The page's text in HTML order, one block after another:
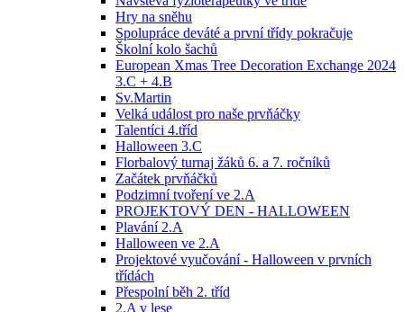
Hry na sněhu
Spolupráce deváté a první třídy pokračuje
Školní kolo šachů
European Xmas Tree Decoration Exchange 2024
3.C + 4.B
Sv.Martin
Velká událost pro naše prvňáčky
Talentíci 4.tříd
Halloween 3.C
Florbalový turnaj žáků 6. a 7. ročníků
Začátek prvňáčků
Podzimní tvoření ve 2.A
PROJEKTOVÝ DEN - HALLOWEEN
Plavání 2.A
Halloween ve 2.A
Projektové vyučování - Halloween v prvních
třídách
Přespolní běh 2. tříd
2.A v lese